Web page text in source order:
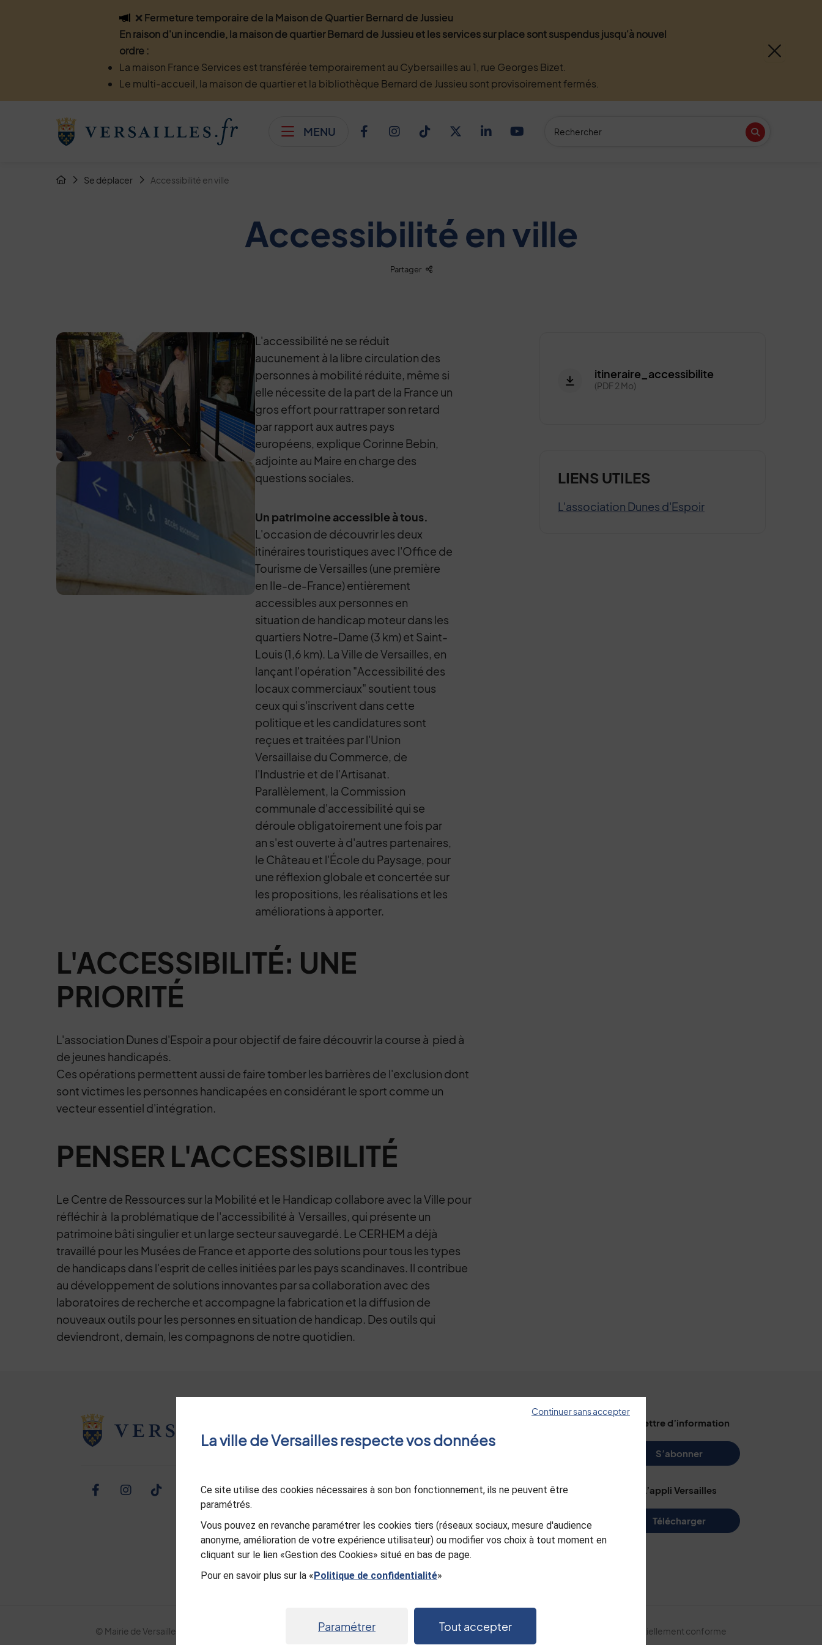
Flash info
❌ Fermeture temporaire de la Maison de Quartier Bernard de Jussieu
En raison d'un incendie, la maison de quartier Bernard de Jussieu et les services sur place sont suspendus jusqu'à nouvel
ordre :
La maison France Services est transférée temporairement au Cybersailles au 1, rue Georges Bizet.
Le multi-accueil, la maison de quartier et la bibliothèque Bernard de Jussieu sont provisoirement fermés.
Retour à l'accueil Afficher le menu
MENU
Facebook
Instagram
TikTokTwitter
LinkedinYoutube
Recherche
Fil d'Arianne de la page
Page d'accueil du site
Se déplacer Accessibilité en ville
Accessibilité en ville
Partager Liste des liens de partage
L'accessibilité ne se réduit
aucunement à la libre circulation des
personnes à mobilité réduite, même si
elle nécessite de la part de la France un
gros effort pour rattraper son retard
par rapport aux autres pays
européens, explique Corinne Bebin,
adjointe au Maire en charge des
questions sociales.
Un patrimoine accessible à tous.
L'occasion de découvrir les deux
itinéraires touristiques avec l'Office de
Tourisme de Versailles (une première
en Ile-de-France) entièrement
accessibles aux personnes en
situation de handicap moteur dans les
quartiers Notre-Dame (3 km) et Saint-
Louis (1,6 km). La Ville de Versailles, en
lançant l'opération "Accessibilité des
locaux commerciaux" soutient tous
ceux qui s'inscrivent dans cette
politique et les candidatures sont
reçues et traitées par l'Union
Versaillaise du Commerce, de
l'Industrie et de l'Artisanat.
Parallèlement, la Commission
communale d'accessibilité qui se
déroule obligatoirement une fois par
an s'est ouverte à d'autres partenaires,
le Château et l'École du Paysage, pour
une réflexion globale et concertée sur
les propositions, les réalisations et les
améliorations à apporter.
L'ACCESSIBILITÉ: UNE
PRIORITÉ
L'association Dunes d'Espoir a pour objectif de faire découvrir la course à pied à
de jeunes handicapés.
Ces opérations permettent aussi de faire tomber les barrières de l'exclusion dont
sont victimes les personnes handicapées en considérant le sport comme un
vecteur essentiel d'intégration.
PENSER L'ACCESSIBILITÉ
Le Centre de Ressources sur la Mobilité et le Handicap collabore avec la Ville pour
réfléchir à la problématique de l'accessibilité à Versailles, qui présente un
patrimoine bâti singulier et un large secteur sauvegardé. Le CERHEM a déjà
travaillé pour les Musées de France et apporte des solutions pour tous les types
de handicaps dans l'esprit de celles initiées par les pays scandinaves. Il contribue
au développement de solutions innovantes par sa collaboration avec des
laboratoires de recherche et accompagne la fabrication et la diffusion de
nouveaux outils pour les personnes en situation de handicap. Des outils qui
deviendront, demain, les compagnons de notre quotidien.
itineraire_accessibilite
(PDF 2 Mo)
LIENS UTILES
L'association Dunes d'Espoir
Facebook
Instagram
TikTokTwitterLinkedin
4, avenue de Paris RP1144
Nous contacter
nous
Jeunes à Versailles
Ancienne Poste de
Office de Tourisme
La lettre d’information
S’abonner
L’appli Versailles
Télécharger
© Mairie de Versailles Gestion des cookies Mentions légales Accessibilité : partiellement conforme
Continuer sans accepter
La ville de Versailles respecte vos données
Ce site utilise des cookies nécessaires à son bon fonctionnement, ils ne peuvent être
paramétrés.
Vous pouvez en revanche paramétrer les cookies tiers (réseaux sociaux, mesure d'audience
anonyme, amélioration de votre expérience utilisateur) ou modifier vos choix à tout moment en
cliquant sur le lien «Gestion des Cookies» situé en bas de page.
Pour en savoir plus sur la «Politique de confidentialité»
Tout accepter
Paramétrer